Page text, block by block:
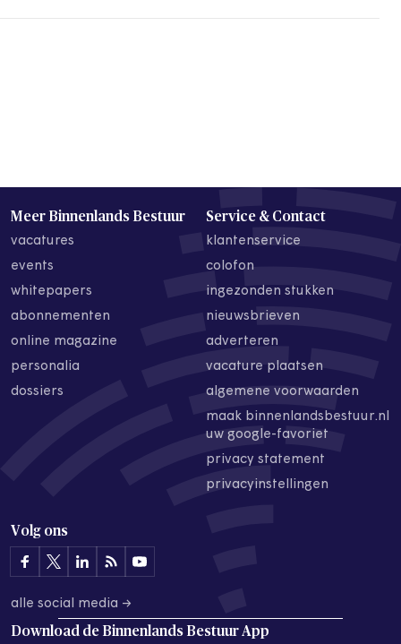
Meer Binnenlands Bestuur
vacatures
events
whitepapers
abonnementen
online magazine
personalia
dossiers
Service & Contact
klantenservice
colofon
ingezonden stukken
nieuwsbrieven
adverteren
vacature plaatsen
algemene voorwaarden
maak binnenlandsbestuur.nl
uw google-favoriet
privacy statement
privacyinstellingen
Volg ons
alle social media →
Download de Binnenlands Bestuur App